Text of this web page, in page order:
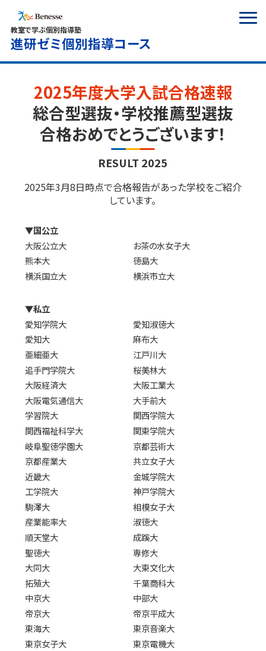
教室で学ぶ個別指導塾
進研ゼミ個別指導コース
2025年度大学入試合格速報
総合型選抜・学校推薦型選抜
合格おめでとうございます！
RESULT 2025
2025年3月8日時点で合格報告があった学校をご紹介
しています。
▼国公立
大阪公立大
お茶の水女子大
熊本大
徳島大
横浜国立大
横浜市立大
▼私立
愛知学院大
愛知淑徳大
愛知大
麻布大
亜細亜大
江戸川大
追手門学院大
桜美林大
大阪経済大
大阪工業大
大阪電気通信大
大手前大
学習院大
関西学院大
関西福祉科学大
関東学院大
岐阜聖徳学園大
京都芸術大
京都産業大
共立女子大
近畿大
金城学院大
工学院大
神戸学院大
駒澤大
相模女子大
産業能率大
淑徳大
順天堂大
成蹊大
聖徳大
専修大
大同大
大東文化大
拓殖大
千葉商科大
中京大
中部大
帝京大
帝京平成大
東海大
東京音楽大
東京女子大
東京電機大